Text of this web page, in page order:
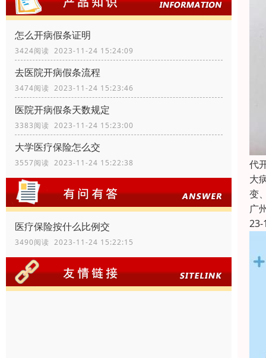
怎么开病假条证明
3424阅读 2023-11-24 15:24:09
去医院开病假条流程
3474阅读 2023-11-24 15:23:46
医院开病假条天数规定
3383阅读 2023-11-24 15:23:00
大学医疗保险怎么交
3557阅读 2023-11-24 15:22:38
医疗保险按什么比例交
3490阅读 2023-11-24 15:22:15
代
大
变
广
23-